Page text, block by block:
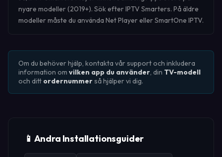
nyare modeller (2019+). Sök efter IPTV Smarters. På äldre
modeller måste du använda Net Player eller SmartOne IPTV.
Om du behöver hjälp, kontakta vår support och inkludera
information om vilken app du använder, din TV-modell
och ditt ordernummerså hjälper vi dig.
📱 Andra Installationsguider